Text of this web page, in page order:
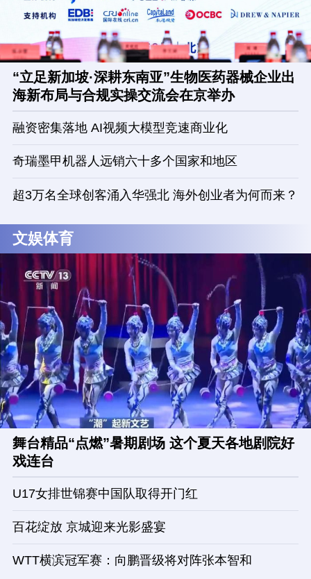
“立足新加坡·深耕东南亚”生物医药器械企业出
海新布局与合规实操交流会在京举办
融资密集落地 AI视频大模型竞速商业化
奇瑞墨甲机器人远销六十多个国家和地区
超3万名全球创客涌入华强北 海外创业者为何而来？
文娱体育
舞台精品“点燃”暑期剧场 这个夏天各地剧院好
戏连台
U17女排世锦赛中国队取得开门红
百花绽放 京城迎来光影盛宴
WTT横滨冠军赛：向鹏晋级将对阵张本智和